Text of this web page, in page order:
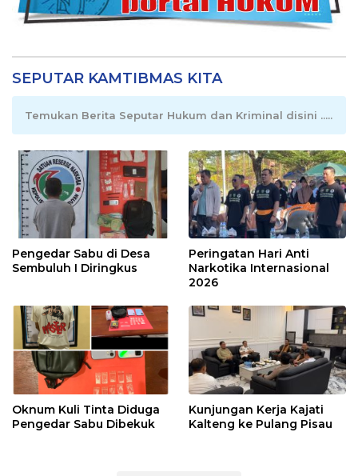
SEPUTAR KAMTIBMAS KITA
Temukan Berita Seputar Hukum dan Kriminal disini .....
Pengedar Sabu di Desa
Sembuluh I Diringkus
Peringatan Hari Anti
Narkotika Internasional
2026
Oknum Kuli Tinta Diduga
Pengedar Sabu Dibekuk
Kunjungan Kerja Kajati
Kalteng ke Pulang Pisau